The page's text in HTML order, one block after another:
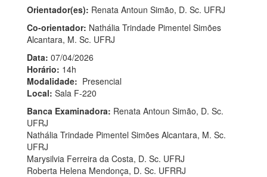
Orientador(es): Renata Antoun Simão, D. Sc. UFRJ
Co-orientador: Nathália Trindade Pimentel Simões
Alcantara, M. Sc. UFRJ
Data: 07/04/2026
Horário: 14h
Modalidade: Presencial
Local: Sala F-220
Banca Examinadora: Renata Antoun Simão, D. Sc.
UFRJ
Nathália Trindade Pimentel Simões Alcantara, M. Sc.
UFRJ
Marysilvia Ferreira da Costa, D. Sc. UFRJ
Roberta Helena Mendonça, D. Sc. UFRRJ